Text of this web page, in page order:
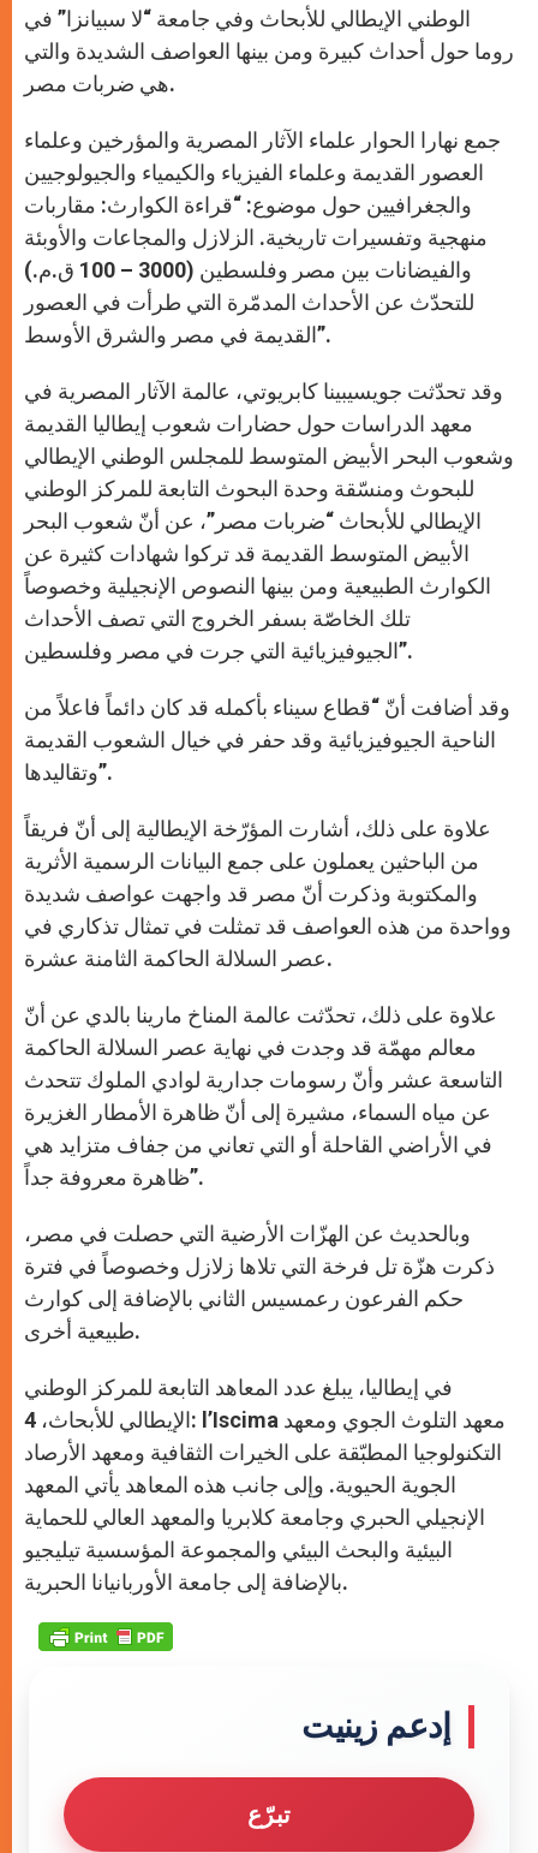
الوطني الإيطالي للأبحاث وفي جامعة “لا سبيانزا” في
روما حول أحداث كبيرة ومن بينها العواصف الشديدة والتي
هي ضربات مصر.
جمع نهارا الحوار علماء الآثار المصرية والمؤرخين وعلماء
العصور القديمة وعلماء الفيزياء والكيمياء والجيولوجيين
والجغرافيين حول موضوع: “قراءة الكوارث: مقاربات
منهجية وتفسيرات تاريخية. الزلازل والمجاعات والأوبئة
والفيضانات بين مصر وفلسطين (3000 – 100 ق.م.)
للتحدّث عن الأحداث المدمّرة التي طرأت في العصور
القديمة في مصر والشرق الأوسط”.
وقد تحدّثت جويسيبينا كابريوتي، عالمة الآثار المصرية في
معهد الدراسات حول حضارات شعوب إيطاليا القديمة
وشعوب البحر الأبيض المتوسط للمجلس الوطني الإيطالي
للبحوث ومنسّقة وحدة البحوث التابعة للمركز الوطني
الإيطالي للأبحاث “ضربات مصر”، عن أنّ شعوب البحر
الأبيض المتوسط القديمة قد تركوا شهادات كثيرة عن
الكوارث الطبيعية ومن بينها النصوص الإنجيلية وخصوصاً
تلك الخاصّة بسفر الخروج التي تصف الأحداث
الجيوفيزيائية التي جرت في مصر وفلسطين”.
وقد أضافت أنّ “قطاع سيناء بأكمله قد كان دائماً فاعلاً من
الناحية الجيوفيزيائية وقد حفر في خيال الشعوب القديمة
وتقاليدها”.
علاوة على ذلك، أشارت المؤرّخة الإيطالية إلى أنّ فريقاً
من الباحثين يعملون على جمع البيانات الرسمية الأثرية
والمكتوبة وذكرت أنّ مصر قد واجهت عواصف شديدة
وواحدة من هذه العواصف قد تمثلت في تمثال تذكاري في
عصر السلالة الحاكمة الثامنة عشرة.
علاوة على ذلك، تحدّثت عالمة المناخ مارينا بالدي عن أنّ
معالم مهمّة قد وجدت في نهاية عصر السلالة الحاكمة
التاسعة عشر وأنّ رسومات جدارية لوادي الملوك تتحدث
عن مياه السماء، مشيرة إلى أنّ ظاهرة الأمطار الغزيرة
في الأراضي القاحلة أو التي تعاني من جفاف متزايد هي
ظاهرة معروفة جداً”.
وبالحديث عن الهزّات الأرضية التي حصلت في مصر،
ذكرت هزّة تل فرخة التي تلاها زلازل وخصوصاً في فترة
حكم الفرعون رعمسيس الثاني بالإضافة إلى كوارث
طبيعية أخرى.
في إيطاليا، يبلغ عدد المعاهد التابعة للمركز الوطني
الإيطالي للأبحاث، 4: l’Iscima معهد التلوث الجوي ومعهد
التكنولوجيا المطبّقة على الخيرات الثقافية ومعهد الأرصاد
الجوية الحيوية. وإلى جانب هذه المعاهد يأتي المعهد
الإنجيلي الحبري وجامعة كلابريا والمعهد العالي للحماية
البيئية والبحث البيئي والمجموعة المؤسسية تيليجيو
بالإضافة إلى جامعة الأوربانيانا الحبرية.
إدعم زينيت
تبرّع